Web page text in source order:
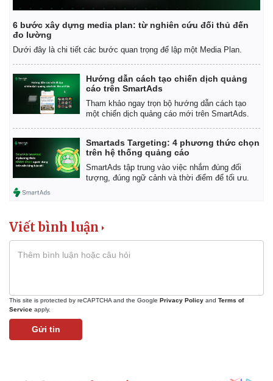
6 bước xây dựng media plan: từ nghiên cứu đối thủ đến
đo lường
Dưới đây là chi tiết các bước quan trọng để lập một Media Plan.
Hướng dẫn cách tạo chiến dịch quảng
cáo trên SmartAds
Tham khảo ngay trọn bộ hướng dẫn cách tạo
một chiến dịch quảng cáo mới trên SmartAds.
Smartads Targeting: 4 phương thức chọn
trên hệ thống quảng cáo
SmartAds tập trung vào việc nhắm đúng đối
tượng, đúng ngữ cảnh và thời điểm để tối ưu.
Viết bình luận
This site is protected by reCAPTCHA and the Google Privacy Policy and Terms of
Service apply.
Gửi tin